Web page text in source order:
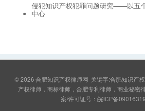
侵犯知识产权犯罪问题研究——以五
中心
© 2026 合肥知识产权律师网 关键字:合肥知识产
产权律师，商标律师，合肥专利律师，商业秘密
案/许可证号： 皖ICP备